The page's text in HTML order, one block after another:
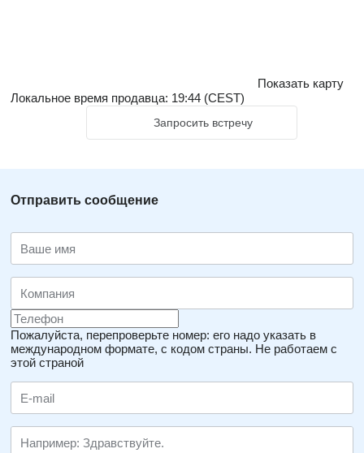
Показать карту
Локальное время продавца: 19:44 (CEST)
Запросить встречу
Отправить сообщение
Пожалуйста, перепроверьте номер: его надо указать в
международном формате, с кодом страны. Не работаем с
этой страной